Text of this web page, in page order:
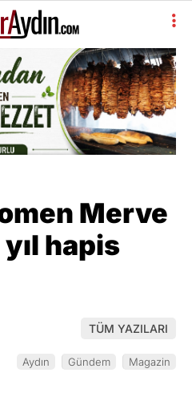
Merve
yıl hapis
TÜM YAZILARI
Aydın Gündem Magazin